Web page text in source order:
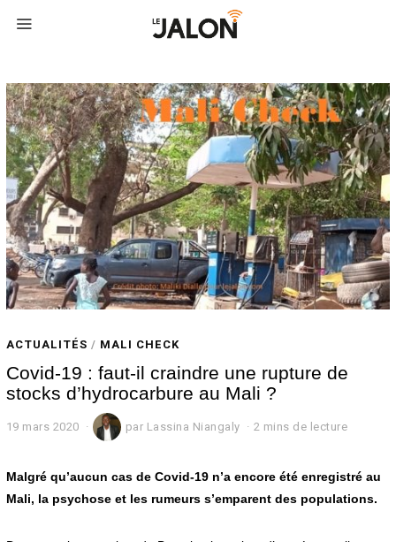
ACTUALITÉS / MALI CHECK
Covid-19 : faut-il craindre une rupture de
stocks d’hydrocarbure au Mali ?
19 mars 2020
a
r
s
par Lassina Niangaly 2 mins de lecture
Malgré qu’aucun cas de Covid-19 n’a encore été enregistré au
Mali, la psychose et les rumeurs s’emparent des populations.